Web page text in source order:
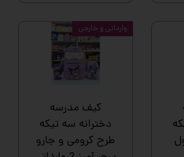
کیف مدرسه
دخترانه سه تیکه
طرح کرومی و جارو
وارداتی و خارجی